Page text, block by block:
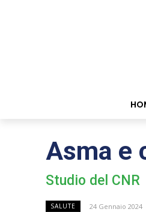
Asma e
Studio del CNR
SALUTE 24 Gennaio 2024